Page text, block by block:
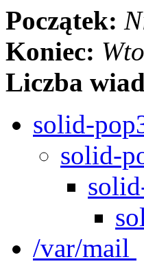
Początek:
Koniec:
Liczba
solid-
solid-
/var/mail